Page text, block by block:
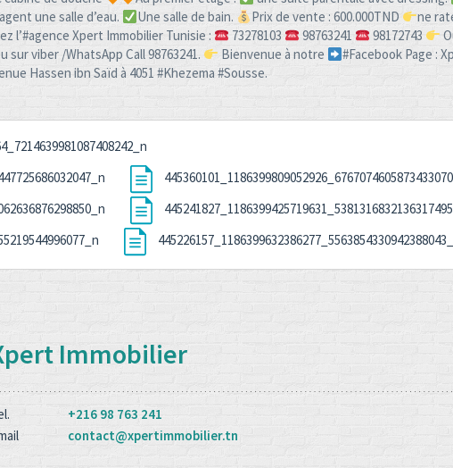
une salle d’eau.
Une salle de bain. Prix de vente : 600.000TND
ne
l’#agence Xpert Immobilier Tunisie : 73278103 98763241 98172743
sur viber /WhatsApp Call 98763241. Bienvenue à notre
#Facebook Page :
Hassen ibn Saïd à 4051 #Khezema #Sousse.
Immobilier
+216 98 763 241
contact@xpertimmobilier.tn